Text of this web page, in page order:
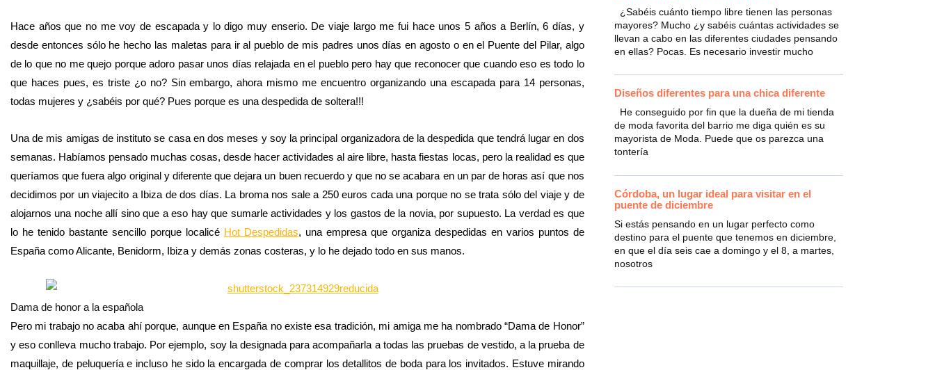
Hace años que no me voy de escapada y lo digo muy enserio. De viaje largo me fui hace unos 5 años a Berlín, 6 días, y
desde entonces sólo he hecho las maletas para ir al pueblo de mis padres unos días en agosto o en el Puente del Pilar, algo
de lo que no me quejo porque adoro pasar unos días relajada en el pueblo pero hay que reconocer que cuando eso es todo lo
que haces pues, es triste ¿o no? Sin embargo, ahora mismo me encuentro organizando una escapada para 14 personas,
todas mujeres y ¿sabéis por qué? Pues porque es una despedida de soltera!!!
Una de mis amigas de instituto se casa en dos meses y soy la principal organizadora de la despedida que tendrá lugar en dos
semanas. Habíamos pensado muchas cosas, desde hacer actividades al aire libre, hasta fiestas locas, pero la realidad es que
queríamos que fuera algo original y diferente que dejara un buen recuerdo y que no se acabara en un par de horas así que nos
decidimos por un viajecito a Ibiza de dos días. La broma nos sale a 250 euros cada una porque no se trata sólo del viaje y de
alojarnos una noche allí sino que a eso hay que sumarle actividades y los gastos de la novia, por supuesto. La verdad es que
lo he tenido bastante sencillo porque localicé Hot Despedidas, una empresa que organiza despedidas en varios puntos de
España como Alicante, Benidorm, Ibiza y demás zonas costeras, y lo he dejado todo en sus manos.
Dama de honor a la española
Pero mi trabajo no acaba ahí porque, aunque en España no existe esa tradición, mi amiga me ha nombrado “Dama de Honor”
y eso conlleva mucho trabajo. Por ejemplo, soy la designada para acompañarla a todas las pruebas de vestido, a la prueba de
maquillaje, de peluquería e incluso he sido la encargada de comprar los detallitos de boda para los invitados. Estuve mirando
¿Sabéis cuánto tiempo libre tienen las personas
mayores? Mucho ¿y sabéis cuántas actividades se
llevan a cabo en las diferentes ciudades pensando
en ellas? Pocas. Es necesario investir mucho
Diseños diferentes para una chica diferente
He conseguido por fin que la dueña de mi tienda
de moda favorita del barrio me diga quién es su
mayorista de Moda. Puede que os parezca una
tontería
Córdoba, un lugar ideal para visitar en el
puente de diciembre
Si estás pensando en un lugar perfecto como
destino para el puente que tenemos en diciembre,
en que el día seis cae a domingo y el 8, a martes,
nosotros